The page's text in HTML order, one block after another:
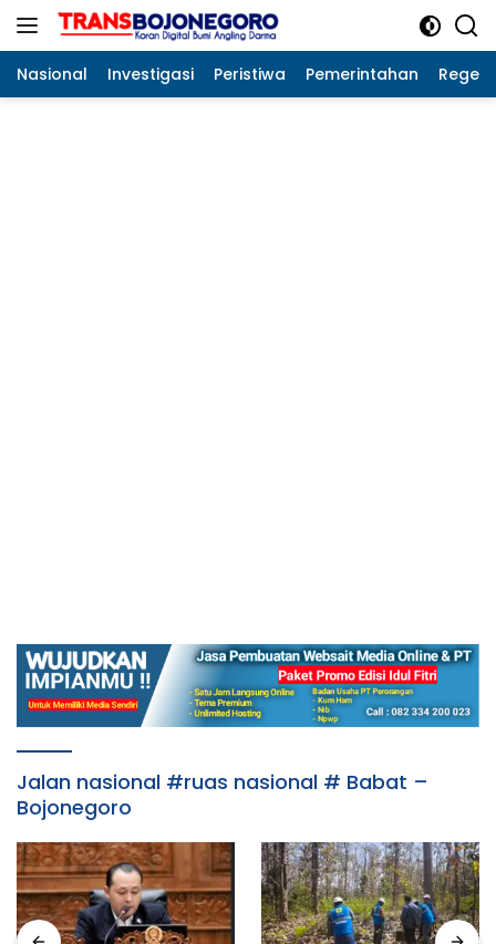
Langsung
Nasional Investigasi Peristiwa Pemerintahan
Jalan nasional #ruas nasional # Babat –
Bojonegoro